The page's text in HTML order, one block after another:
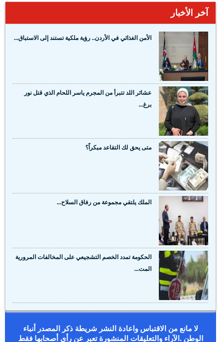
آخر الأخبار
الأمن الغذائي في الأردن.. رؤية ملكية تستند إلى الاستباق...
عشائر اللد تتبرأ من المجرم ياسر اللحام الذي قتل نور
برغ...
متى يحق لك التقاعد مبكراً؟
الملك يلتقي مجموعة من رفاق السلاح...
الحكومة تمدد الخصم التشجيعي على المخالفات المرورية
المت...
لا مانع من الاقتباس واعادة النشر شريطة ذكر المصدر أنباء
الوطن .الآراء والتعليقات المنشورة تعبر عن رأي أصحابها فقط